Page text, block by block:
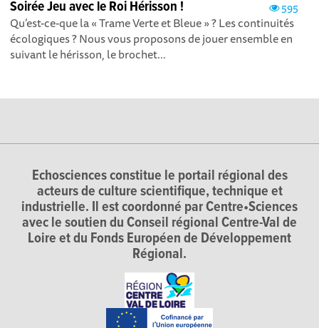
595
Soirée Jeu avec le Roi Hérisson !
Qu’est-ce-que la « Trame Verte et Bleue » ? Les continuités
écologiques ? Nous vous proposons de jouer ensemble en
suivant le hérisson, le brochet...
Echosciences constitue le portail régional des
acteurs de culture scientifique, technique et
industrielle. Il est coordonné par Centre•Sciences
avec le soutien du Conseil régional Centre-Val de
Loire et du Fonds Européen de Développement
Régional.